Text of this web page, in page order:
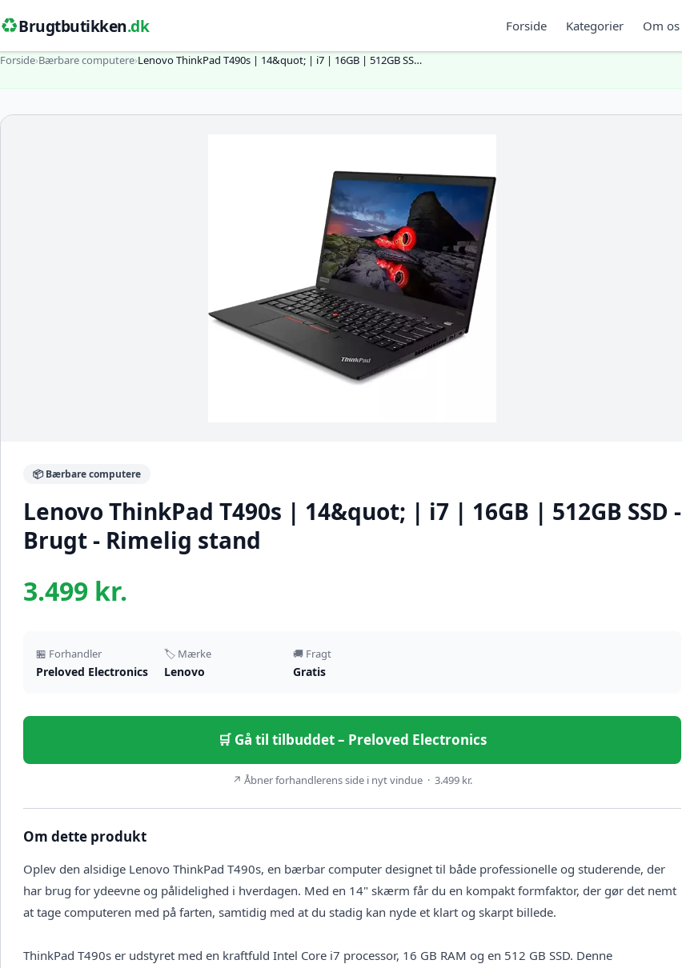
♻️Brugtbutikken.dk Forside Kategorier Om os
Forside›Bærbare computere›Lenovo ThinkPad T490s | 14&quot; | i7 | 16GB | 512GB SS…
📦 Bærbare computere
Lenovo ThinkPad T490s | 14&quot; | i7 | 16GB | 512GB SSD -
Brugt - Rimelig stand
3.499 kr.
🏪 Forhandler
Preloved Electronics
🏷️ Mærke
Lenovo
🚚 Fragt
Gratis
🛒 Gå til tilbuddet – Preloved Electronics
↗ Åbner forhandlerens side i nyt vindue · 3.499 kr.
Om dette produkt
Oplev den alsidige Lenovo ThinkPad T490s, en bærbar computer designet til både professionelle og studerende, der
har brug for ydeevne og pålidelighed i hverdagen. Med en 14" skærm får du en kompakt formfaktor, der gør det nemt
at tage computeren med på farten, samtidig med at du stadig kan nyde et klart og skarpt billede.
ThinkPad T490s er udstyret med en kraftfuld Intel Core i7 processor, 16 GB RAM og en 512 GB SSD. Denne